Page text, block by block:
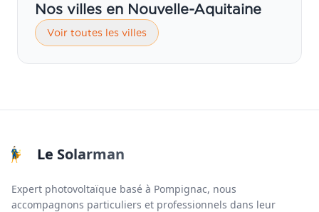
Nos villes en Nouvelle-Aquitaine
Voir toutes les villes
Le Solarman
Expert photovoltaïque basé à Pompignac, nous
accompagnons particuliers et professionnels dans leur